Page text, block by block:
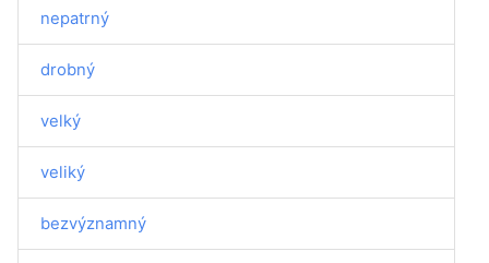
nepatrný
drobný
velký
veliký
bezvýznamný